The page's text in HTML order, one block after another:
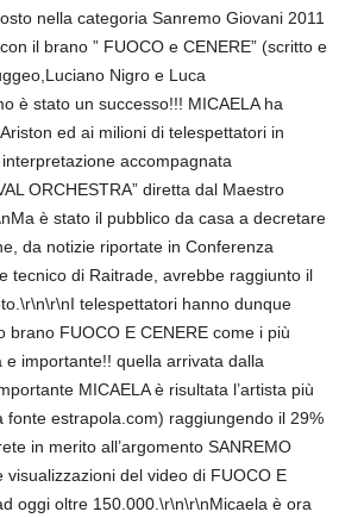
nella categoria Sanremo Giovani 2011
il brano ” FUOCO e CENERE” (scritto e
Nigro e Luca
è stato un successo!!! MICAELA ha
ed ai milioni di telespettatori in
accompagnata
ORCHESTRA” diretta dal Maestro
è stato il pubblico da casa a decretare
da notizie riportate in Conferenza
tecnico di Raitrade, avrebbe raggiunto il
telespettatori hanno dunque
brano FUOCO E CENERE come i più
importante!! quella arrivata dalla
MICAELA è risultata l’artista più
fonte estrapola.com) raggiungendo il 29%
in merito all’argomento SANREMO
visualizzazioni del video di FUOCO E
oggi oltre 150.000.\r\n\r\nMicaela è ora